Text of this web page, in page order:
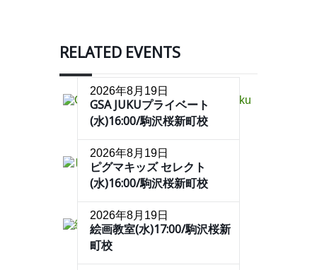
RELATED EVENTS
2026年8月19日
GSA JUKUプライベート
(水)16:00/駒沢桜新町校
2026年8月19日
ピグマキッズ セレクト
(水)16:00/駒沢桜新町校
2026年8月19日
絵画教室(水)17:00/駒沢桜新
町校